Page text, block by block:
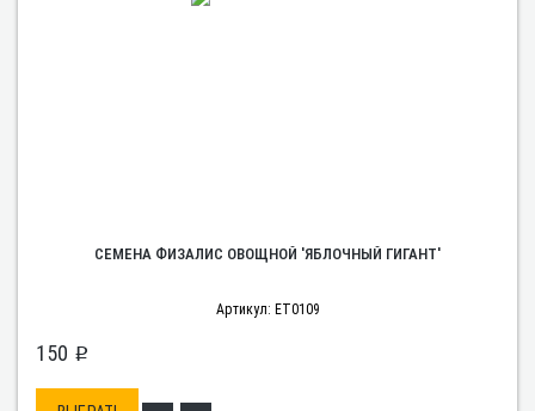
СЕМЕНА ФИЗАЛИС ОВОЩНОЙ 'ЯБЛОЧНЫЙ ГИГАНТ'
Артикул: ET0109
150 p